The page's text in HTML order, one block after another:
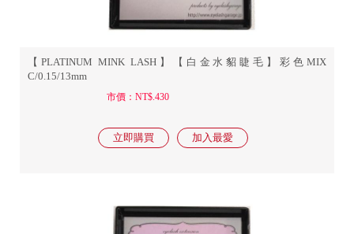
【PLATINUM MINK LASH】【白金水貂睫毛】彩色MIX
C/0.15/13mm
市價：NT$.430